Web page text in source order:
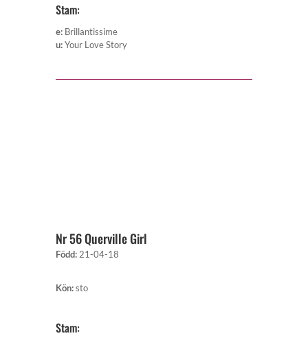
Stam:
e: Brillantissime
u:Your Love Story
Nr 56 Querville Girl
Född: 21-04-18
Kön:sto
Stam: